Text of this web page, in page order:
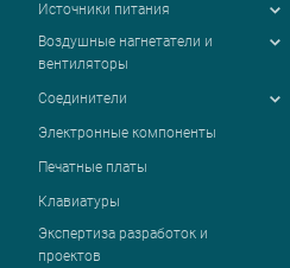
Источники питания
Воздушные нагнетатели и
вентиляторы
Соединители
Электронные компоненты
Печатные платы
Клавиатуры
Экспертиза разработок и
проектов